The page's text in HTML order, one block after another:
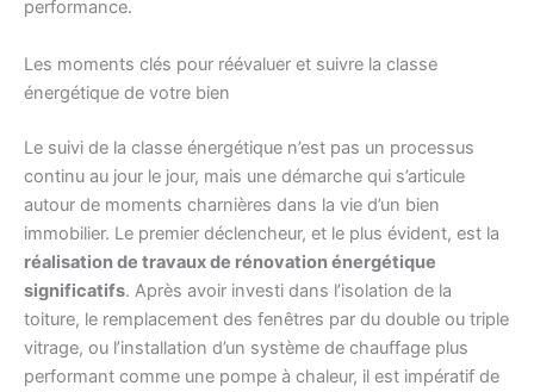
performance.
Les moments clés pour réévaluer et suivre la classe
énergétique de votre bien
Le suivi de la classe énergétique n’est pas un processus
continu au jour le jour, mais une démarche qui s’articule
autour de moments charnières dans la vie d’un bien
immobilier. Le premier déclencheur, et le plus évident, est la
réalisation de travaux de rénovation énergétique
significatifs. Après avoir investi dans l’isolation de la
toiture, le remplacement des fenêtres par du double ou triple
vitrage, ou l’installation d’un système de chauffage plus
performant comme une pompe à chaleur, il est impératif de